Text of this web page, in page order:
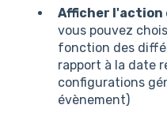
Afficher l'action
vous pouvez
fonction des
rapport à la date
configurations
évènement)